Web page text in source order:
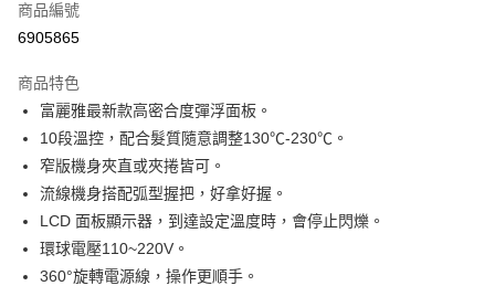
超商取貨付款
悠遊付
ATM付款
運送方式
每筆NT$65，滿NT$2,000(含以上)免運費
商品編號
6905865
商品特色
富麗雅最新款高密合度彈浮面板。
10段溫控，配合髮質隨意調整130℃-230℃。
窄版機身夾直或夾捲皆可。
流線機身搭配弧型握把，好拿好握。
LCD 面板顯示器，到達設定溫度時，會停止閃爍。
環球電壓110~220V。
360°旋轉電源線，操作更順手。